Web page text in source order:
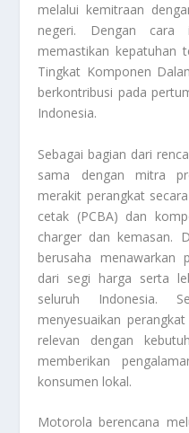
melalui kemitraan
negeri. Dengan
memastikan kepatuhan
Tingkat Komponen
berkontribusi pada
Indonesia.
Sebagai bagian dari
sama dengan mitra
merakit perangkat
cetak (PCBA) dan
charger dan kemasan.
berusaha menawarkan
dari segi harga serta
seluruh Indonesia.
menyesuaikan
relevan dengan
memberikan
konsumen lokal.
Motorola berencana